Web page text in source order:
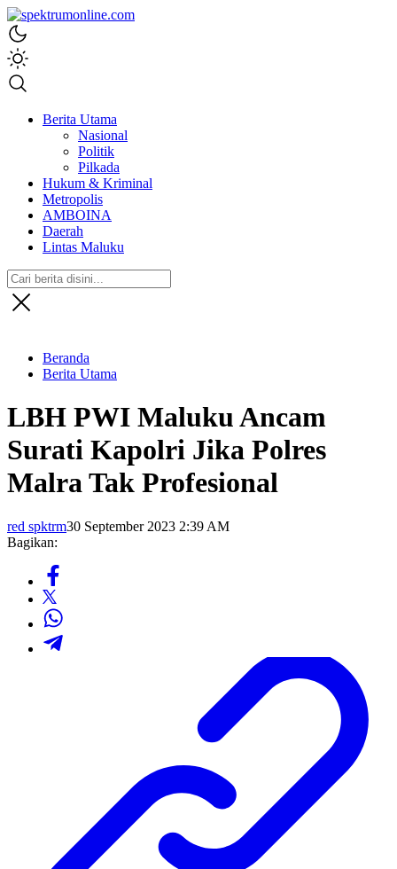
spektrumonline.com
Berita Utama
Nasional
Politik
Pilkada
Hukum & Kriminal
Metropolis
AMBOINA
Daerah
Lintas Maluku
Beranda
Berita Utama
LBH PWI Maluku Ancam
Surati Kapolri Jika Polres
Malra Tak Profesional
red spktrm30 September 2023 2:39 AM
Bagikan: